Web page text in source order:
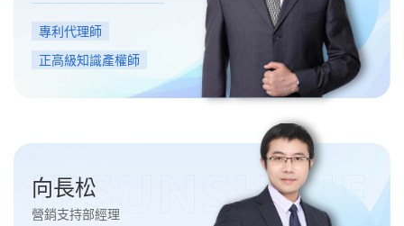
專利代理師
正高級知識產權師
向長松
營銷支持部經理